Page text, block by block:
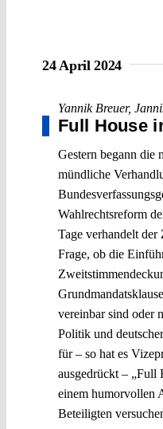
24 April 2024
Yannik Breuer,
Full House
Gestern begann die
mündliche
Wahlrechtsreform
Tage verhandelt der
Frage, ob die
vereinbar sind oder
Politik und
für – so hat es
ausgedrückt – „Full
einem humorvollen
Beteiligten